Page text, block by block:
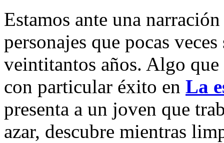
Estamos ante una
personajes que pocas
veintitantos años. Algo
con particular éxito en La
presenta a un joven que
azar, descubre mientras